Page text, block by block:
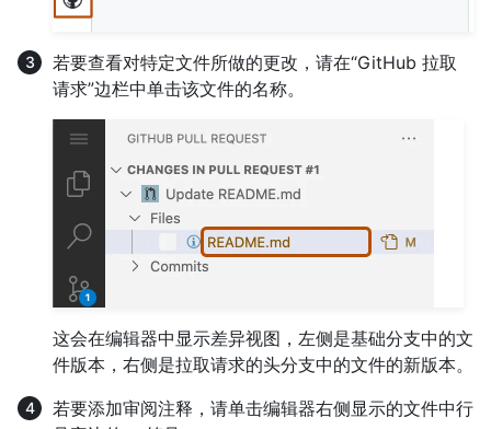
若要查看对特定文件所做的更改，请在“GitHub 拉取
请求”边栏中单击该文件的名称。
这会在编辑器中显示差异视图，左侧是基础分支中的文
件版本，右侧是拉取请求的头分支中的文件的新版本。
若要添加审阅注释，请单击编辑器右侧显示的文件中行